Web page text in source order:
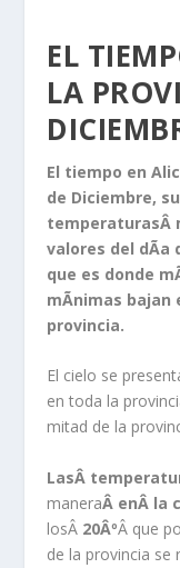
EL
LA
El tiempo en
de Diciembre,
temperaturasÂ
valores del dÃ­a
que es donde
mÃ­nimas bajan
provincia.
El cielo se
en toda la
mitad de la
LasÂ
maneraÂ enÂ la
losÂ 20ÂºÂ que
de la provincia se